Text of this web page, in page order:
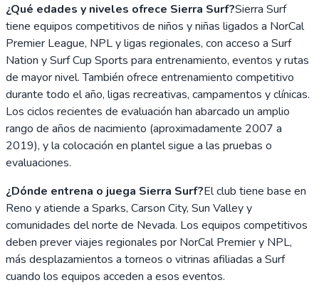
¿Qué edades y niveles ofrece Sierra Surf?Sierra Surf
tiene equipos competitivos de niños y niñas ligados a NorCal
Premier League, NPL y ligas regionales, con acceso a Surf
Nation y Surf Cup Sports para entrenamiento, eventos y rutas
de mayor nivel. También ofrece entrenamiento competitivo
durante todo el año, ligas recreativas, campamentos y clínicas.
Los ciclos recientes de evaluación han abarcado un amplio
rango de años de nacimiento (aproximadamente 2007 a
2019), y la colocación en plantel sigue a las pruebas o
evaluaciones.
¿Dónde entrena o juega Sierra Surf?El club tiene base en
Reno y atiende a Sparks, Carson City, Sun Valley y
comunidades del norte de Nevada. Los equipos competitivos
deben prever viajes regionales por NorCal Premier y NPL,
más desplazamientos a torneos o vitrinas afiliadas a Surf
cuando los equipos acceden a esos eventos.